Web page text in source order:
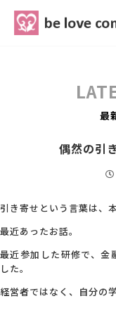
MG研修
スタッフ紹介
最新ブログ
最
偶然の引
引き寄せという言葉は、
最近あったお話。
最近参加した研修で、金
した。
経営者ではなく、自分の